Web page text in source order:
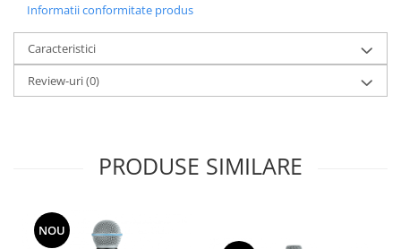
Stative pentru Microfoane
Informatii conformitate produs
Caracteristici
Review-uri(0)
PRODUSE SIMILARE
NOU